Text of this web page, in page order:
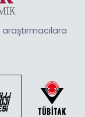
araştırmacılara